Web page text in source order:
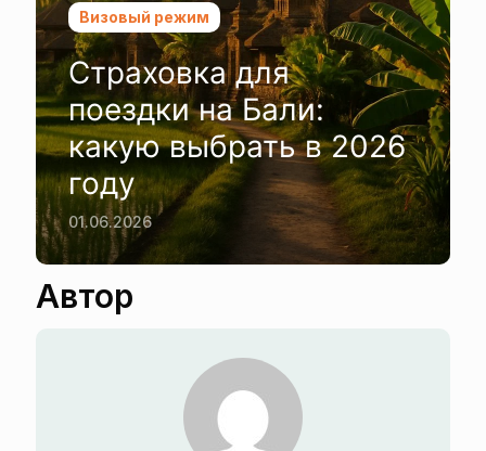
Визовый режим
Страховка для
поездки на Бали:
какую выбрать в 2026
году
01.06.2026
Автор